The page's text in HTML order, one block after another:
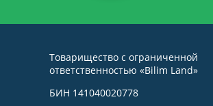
Товарищество с ограниченной
ответственностью «Bilim Land»
БИН 141040020778